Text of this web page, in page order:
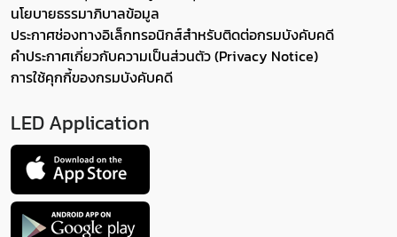
นโยบายธรรมาภิบาลข้อมูล
ประกาศช่องทางอิเล็กทรอนิกส์สำหรับติดต่อกรมบังคับคดี
คำประกาศเกี่ยวกับความเป็นส่วนตัว (Privacy Notice)
การใช้คุกกี้ของกรมบังคับคดี
LED Application